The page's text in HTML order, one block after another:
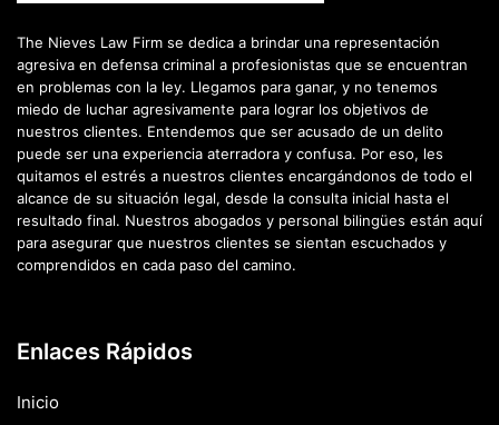
The Nieves Law Firm se dedica a brindar una representación
agresiva en defensa criminal a profesionistas que se encuentran
en problemas con la ley. Llegamos para ganar, y no tenemos
miedo de luchar agresivamente para lograr los objetivos de
nuestros clientes. Entendemos que ser acusado de un delito
puede ser una experiencia aterradora y confusa. Por eso, les
quitamos el estrés a nuestros clientes encargándonos de todo el
alcance de su situación legal, desde la consulta inicial hasta el
resultado final. Nuestros abogados y personal bilingües están aquí
para asegurar que nuestros clientes se sientan escuchados y
comprendidos en cada paso del camino.
Enlaces Rápidos
Inicio